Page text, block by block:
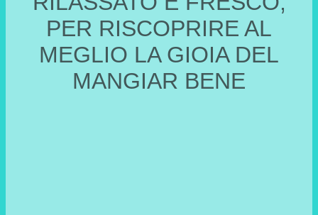
PER RISCOPRIRE AL
MEGLIO LA GIOIA DEL
MANGIAR BENE